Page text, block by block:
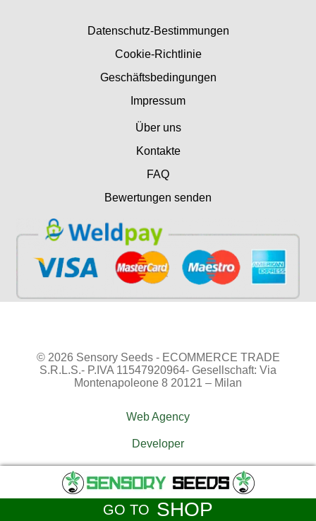
Datenschutz-Bestimmungen
Cookie-Richtlinie
Geschäftsbedingungen
Impressum
Über uns
Kontakte
FAQ
Bewertungen senden
GO TO SHOP
© 2026 Sensory Seeds - ECOMMERCE TRADE
S.R.L.S.- P.IVA 11547920964- Gesellschaft: Via
Montenapoleone 8 20121 – Milan
Web Agency
Developer